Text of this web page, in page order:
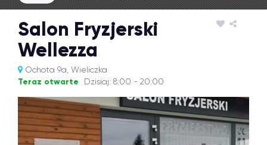
Salon Fryzjerski
Wellezza
Ochota 9a, Wieliczka
Teraz otwarte Dzisiaj: 8:00 - 20:00